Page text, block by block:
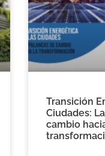
Transición
Ciudades:
cambio